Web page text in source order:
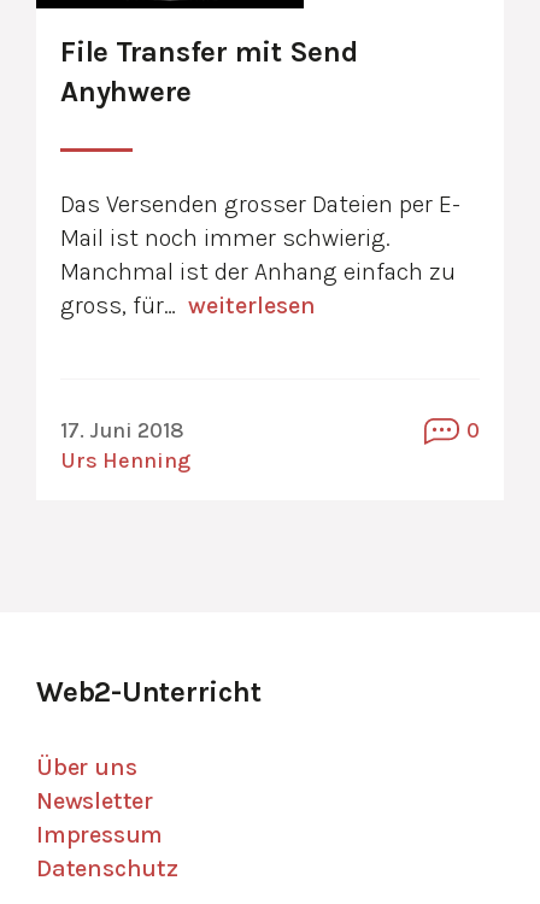
File Transfer mit Send
Anyhwere
Das Versenden grosser Dateien per E-
Mail ist noch immer schwierig.
Manchmal ist der Anhang einfach zu
gross, für… weiterlesen
17. Juni 2018
Urs Henning
0
Web2-Unterricht
Über uns
Newsletter
Impressum
Datenschutz